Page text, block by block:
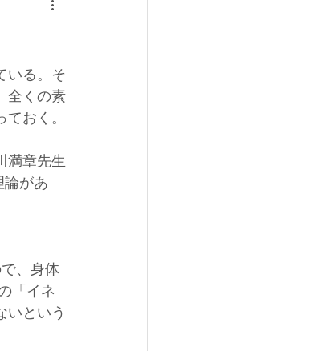
いる。そ
全くの素
おく。
満章先生
論があ
、身体
「イネ
いという